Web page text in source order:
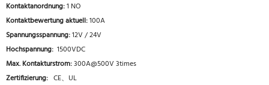
Kontaktanordnung:1 NO
Kontaktbewertung aktuell:100A
Spannungsspannung:12V / 24V
Hochspannung: 1500VDC
Max. Kontakturstrom:300A@500V 3times
Zertifizierung: CE、UL